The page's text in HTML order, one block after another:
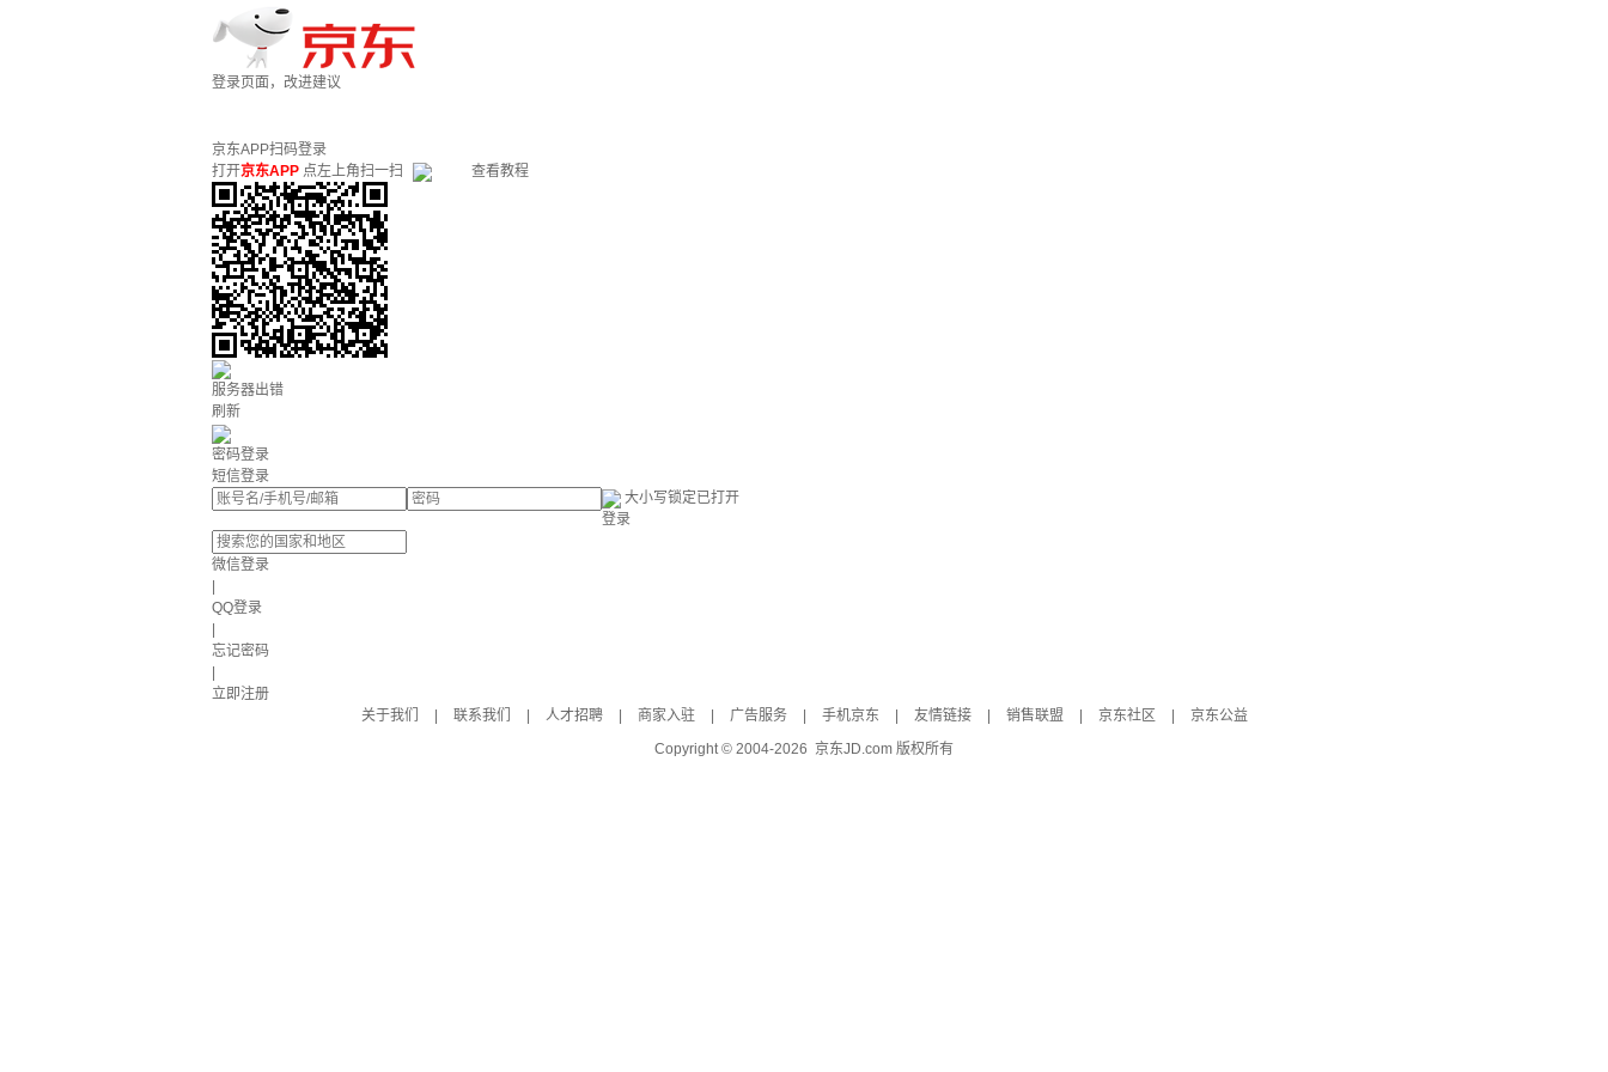
登录页面，改进建议
京东APP扫码登录
打开京东APP 点左上角扫一扫 查看教程
服务器出错
刷新
密码登录
短信登录
大小写锁定已打开
登录
微信登录
QQ登录
忘记密码
立即注册
关于我们
联系我们 人才招聘 商家入驻 广告服务 手机京东 友情链接 销售联盟 京东社区
京东公益
Copyright © 2004-2026 京东JD.com 版权所有